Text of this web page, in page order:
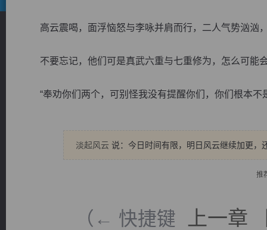
高云震喝，面浮恼怒与李咏并肩而行，二人气势汹汹
不要忘记，他们可是真武六重与七重修为，怎么可能
“奉劝你们两个，可别怪我没有提醒你们，你们根本不
淡起风云 说：今日时间有限，明日风云继续加更，
推
（← 快捷键 上一章